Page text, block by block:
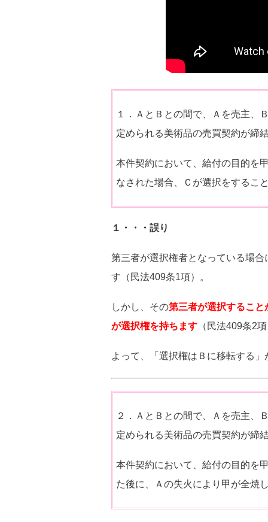
１．ＡとＢとの間で、Ａを売主、
定められる美術品の売買契約が締結
本件契約において、給付の目的を
なされた場合、Ｃが選択をするこ
１・・・誤り
第三者が選択権者となっている場
す（民法409条1項）。
しかし、その第三者が選択するこ
が選択権を持ちます （民法409条2項
よって、「選択権はＢに移転する
２．ＡとＢとの間で、Ａを売主、
定められる美術品の売買契約が締結
本件契約において、給付の目的を
た後に、Ａの失火により甲が全焼